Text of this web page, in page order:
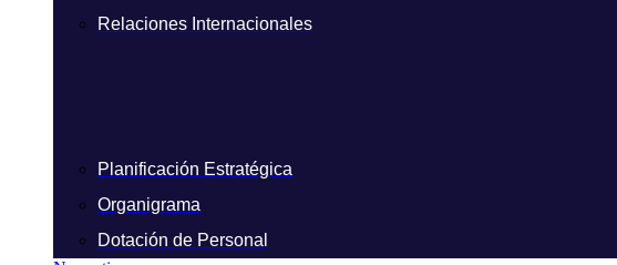
Relaciones Internacionales
Planificación Estratégica
Organigrama
Dotación de Personal